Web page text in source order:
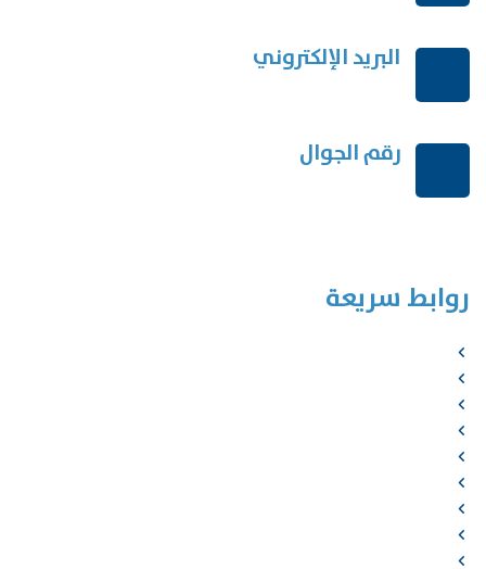
البريد الإلكتروني
رقم الجوال
روابط سريعة